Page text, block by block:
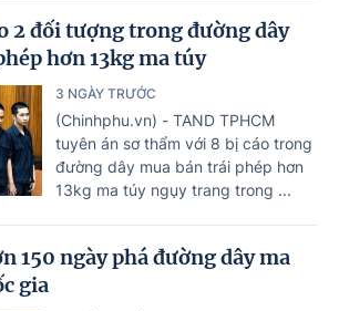
2 đối tượng trong đường dây
hơn 13kg ma túy
3 NGÀY TRƯỚC
(Chinhphu.vn) - TAND TPHCM
tuyên án sơ thẩm với 8 bị cáo trong
đường dây mua bán trái phép hơn
13kg ma túy ngụy trang trong ...
150 ngày phá đường dây ma
gia